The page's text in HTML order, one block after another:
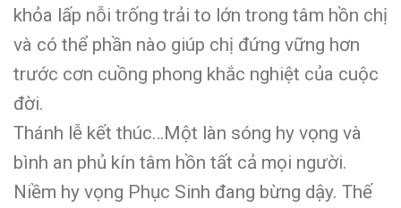
khỏa lấp nỗi trống trải to lớn trong tâm hồn chị
và có thể phần nào giúp chị đứng vững hơn
trước cơn cuồng phong khắc nghiệt của cuộc
đời.
Thánh lễ kết thúc…Một làn sóng hy vọng và
bình an phủ kín tâm hồn tất cả mọi người.
Niềm hy vọng Phục Sinh đang bừng dậy. Thế